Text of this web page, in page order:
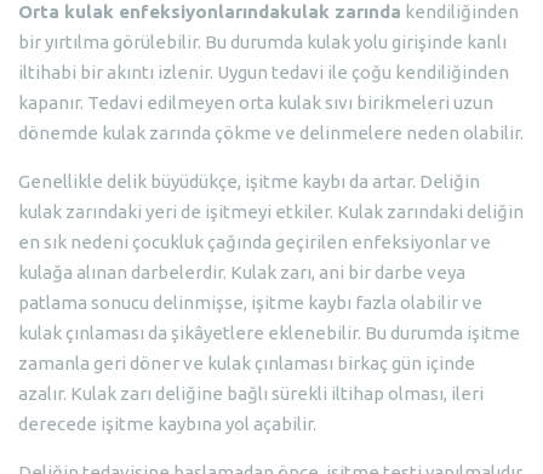
Orta kulak enfeksiyonlarındakulak zarında kendiliğinden
bir yırtılma görülebilir. Bu durumda kulak yolu girişinde kanlı
iltihabi bir akıntı izlenir. Uygun tedavi ile çoğu kendiliğinden
kapanır. Tedavi edilmeyen orta kulak sıvı birikmeleri uzun
dönemde kulak zarında çökme ve delinmelere neden olabilir.
Genellikle delik büyüdükçe, işitme kaybı da artar. Deliğin
kulak zarındaki yeri de işitmeyi etkiler. Kulak zarındaki deliğin
en sık nedeni çocukluk çağında geçirilen enfeksiyonlar ve
kulağa alınan darbelerdir. Kulak zarı, ani bir darbe veya
patlama sonucu delinmişse, işitme kaybı fazla olabilir ve
kulak çınlaması da şikâyetlere eklenebilir. Bu durumda işitme
zamanla geri döner ve kulak çınlaması birkaç gün içinde
azalır. Kulak zarı deliğine bağlı sürekli iltihap olması, ileri
derecede işitme kaybına yol açabilir.